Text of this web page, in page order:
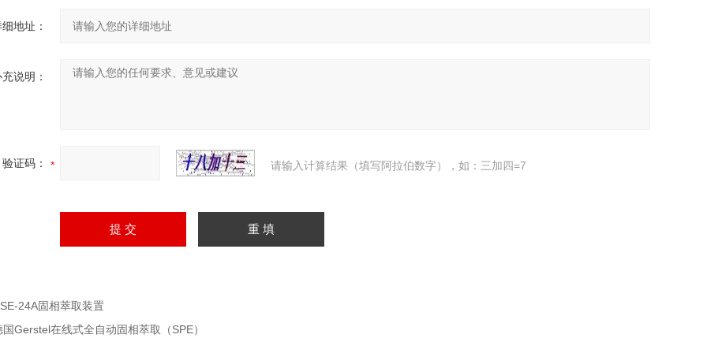
地址：
说明：
验证码： 请输入计算结果（填写阿拉伯数字），如：三加四=7
24A固相萃取装置
国Gerstel在线式全自动固相萃取（SPE）